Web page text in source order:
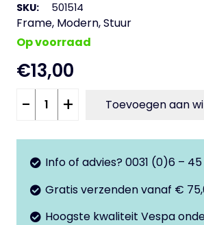
SKU: 501514
Frame, Modern,Stuur
Op voorraad
€13,00
Contact
schakelaar
stuurslot
- + Toevoegen aan
Info of advies? 0031 (0)6 –
Gratis verzenden vanaf €
Hoogste kwaliteit Vespa